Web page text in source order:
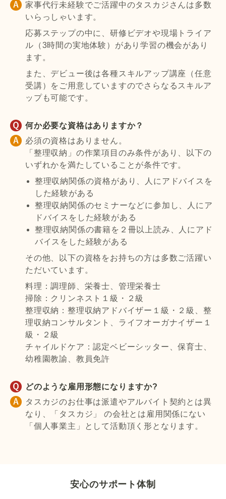
家事代行未経験でご活躍中のタスカジさんは多数
いらっしゃいます。
応募ステップの中に、研修ビデオや現場トライア
ル（3時間の実地体験）があり学習の機会があり
ます。
また、デビュー後は各種スキルアップ講座（任意
受講）をご用意していますのでさらなるスキルア
ップも可能です。
何か必要な資格はありますか？
必須の資格はありません。
「整理収納」の作業項目のみ条件があり、以下の
いずれかを満たしていることが条件です。
整理収納関係の資格があり、人にアドバイスを
した経験がある
整理収納関係のセミナーなどに参加し、人にア
ドバイスをした経験がある
整理収納関係の書籍を２冊以上読み、人にアド
バイスをした経験がある
その他、以下の資格をお持ちの方は多数ご活躍い
ただいています。
料理：調理師、栄養士、管理栄養士
掃除：クリンネスト１級・２級
整理収納：整理収納アドバイザー１級・２級、整
理収納コンサルタント、ライフオーガナイザー１
級・２級
チャイルドケア：認定ベビーシッター、保育士、
幼稚園教諭、教員免許
どのような雇用形態になりますか?
タスカジのお仕事は派遣やアルバイト契約とは異
なり、「タスカジ」 の会社とは雇用関係にない
「個人事業主」として活動頂く形となります。
安心のサポート体制